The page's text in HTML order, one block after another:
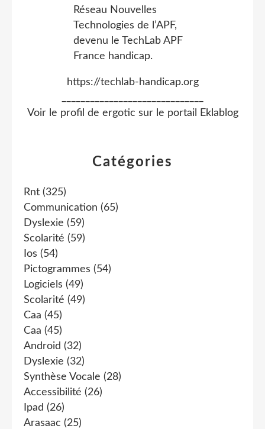
Catégories
Rnt (325)
Communication (65)
Dyslexie (59)
Scolarité (59)
Ios (54)
Pictogrammes (54)
Logiciels (49)
Scolarité (49)
Caa (45)
Caa (45)
Android (32)
Dyslexie (32)
Synthèse Vocale (28)
Accessibilité (26)
Ipad (26)
Arasaac (25)
https://techlab-handicap.org
Voir le profil de ergotic sur le portail Eklablog